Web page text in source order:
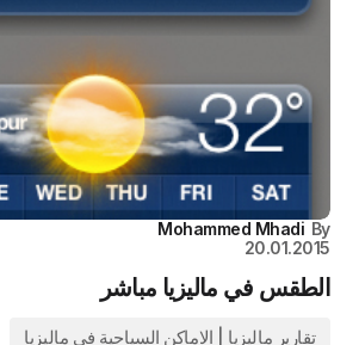
By
Mohammed Mhadi
20.01.2015
الطقس في ماليزيا مباشر
تقارير ماليزيا | الاماكن السياحية في ماليزيا